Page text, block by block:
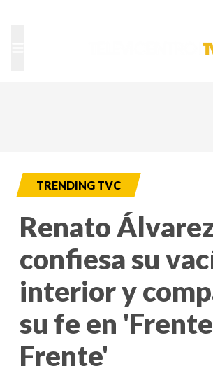
TRENDING TVC
Renato
confiesa su
interior y
su fe en
Frente'